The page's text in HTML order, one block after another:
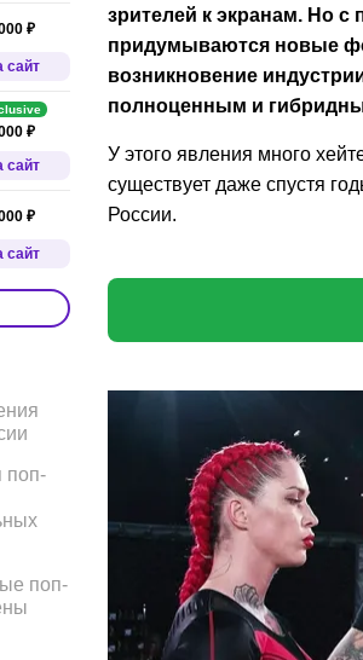
зрителей к экранам. Но
придумываются новые
возникновение
полноценным и
У этого явления много
существует даже спустя
России.
₽
сайт
₽
сайт
₽
сайт
поп-
поп-